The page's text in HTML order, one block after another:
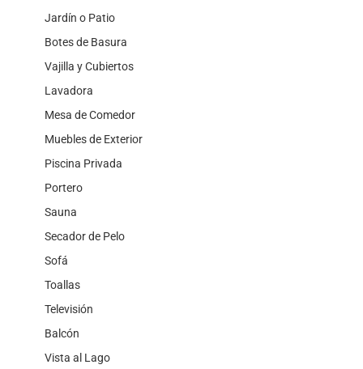
Jardín o Patio
Botes de Basura
Vajilla y Cubiertos
Lavadora
Mesa de Comedor
Muebles de Exterior
Piscina Privada
Portero
Sauna
Secador de Pelo
Sofá
Toallas
Televisión
Balcón
Vista al Lago